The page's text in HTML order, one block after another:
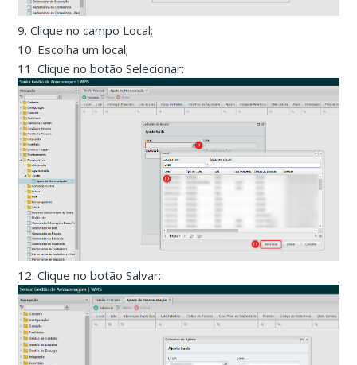
9. Clique no campo Local;
10. Escolha um local;
11. Clique no botão Selecionar:
12. Clique no botão Salvar: